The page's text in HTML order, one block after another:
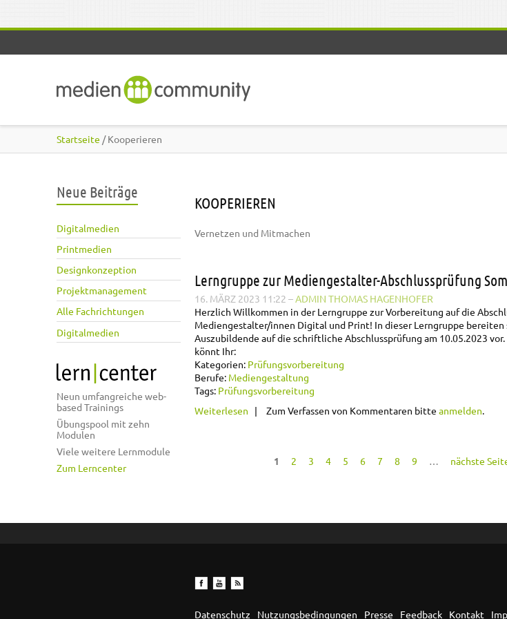
Startseite / Kooperieren
Neue Beiträge
Digitalmedien
Printmedien
Designkonzeption
Projektmanagement
Alle Fachrichtungen
Digitalmedien
Neun umfangreiche web-
based Trainings
Übungspool mit zehn
Modulen
Viele weitere Lernmodule
Zum Lerncenter
KOOPERIEREN
Vernetzen und Mitmachen
Lerngruppe zur Mediengestalter-Abschlussprüfung
16. MÄRZ 2023 11:22 – ADMIN THOMAS HAGENHOFER
Herzlich Willkommen in der Lerngruppe zur Vorbereitung auf die
Mediengestalter/innen Digital und Print! In dieser Lerngruppe
Auszubildende auf die schriftliche Abschlussprüfung am 10.05.2023 vor.
könnt Ihr:
Kategorien: Prüfungsvorbereitung
Berufe: Mediengestaltung
Tags: Prüfungsvorbereitung
Weiterlesen über Lerngruppe zur Mediengestalter-Abschlussprüfung
Zum Verfassen von Kommentaren bitte anmelden
1 2 3 4 5 6 7 8 9 nächste
Datenschutz Nutzungsbedingungen Presse Feedback Kontakt